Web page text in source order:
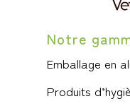
Notre
Emballage en
Produits